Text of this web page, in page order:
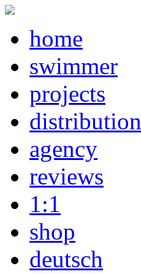
home
swimmer
projects
distribution
agency
reviews
1:1
shop
deutsch